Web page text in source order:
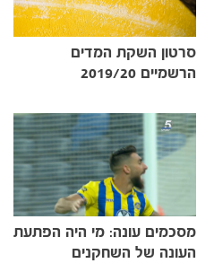
סרטון השקת המדים
הרשמיים 2019/20
מסכמים עונה: מי היה הפתעת
העונה של השחקנים